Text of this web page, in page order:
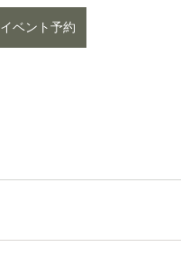
イベント予約